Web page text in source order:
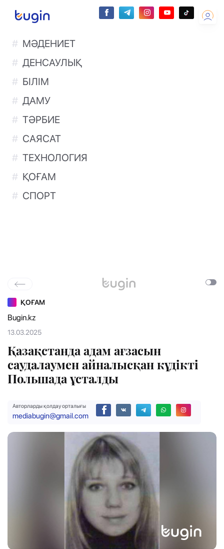
МӘДЕНИЕТ
ДЕНСАУЛЫҚ
БІЛІМ
ДАМУ
ТӘРБИЕ
САЯСАТ
ТЕХНОЛОГИЯ
ҚОҒАМ
СПОРТ
ҚОҒАМ
Bugin.kz
13.03.2025
Қазақстанда адам ағзасын
саудалаумен айналысқан күдікті
Польшада ұсталды
Авторларды қолдау орталығы
mediabugin@gmail.com